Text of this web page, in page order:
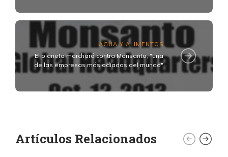
AGUA Y ALIMENTOS
El planeta marchará contra Monsanto, "una
de las empresas más odiadas del mundo"
Artículos Relacionados